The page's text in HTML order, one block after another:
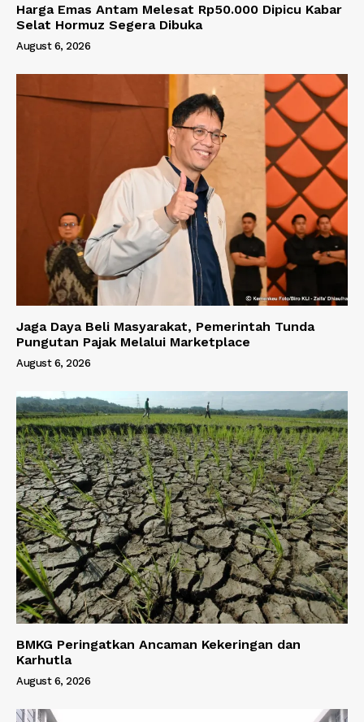
Harga Emas Antam Melesat Rp50.000 Dipicu Kabar
Selat Hormuz Segera Dibuka
August 6, 2026
Jaga Daya Beli Masyarakat, Pemerintah Tunda
Pungutan Pajak Melalui Marketplace
August 6, 2026
BMKG Peringatkan Ancaman Kekeringan dan
Karhutla
August 6, 2026